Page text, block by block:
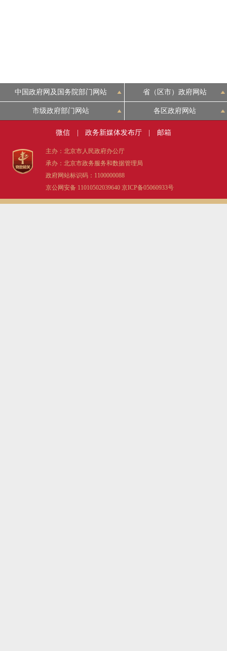
中国政府网及国务院部门网站 省（区市）政府网站
市级政府部门网站 各区政府网站
微信 政务新媒体发布厅 邮箱
主办：北京市人民政府办公厅
承办：北京市政务服务和数据管理局
政府网站标识码：1100000088
京公网安备 11010502039640 京ICP备05060933号